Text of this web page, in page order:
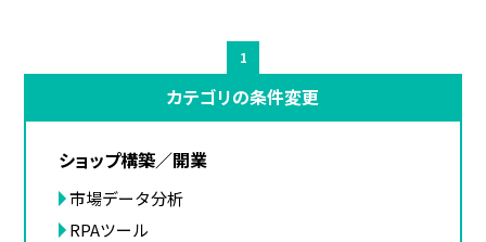
1
カテゴリの条件変更
ショップ構築／開業
市場データ分析
RPAツール